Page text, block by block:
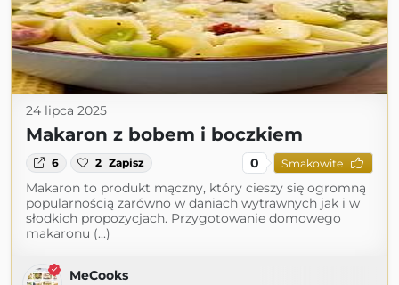
24 lipca 2025
Makaron z bobem i boczkiem
6 2 Zapisz 0 Smakowite
Makaron to produkt mączny, który cieszy się ogromną
popularnością zarówno w daniach wytrawnych jak i w
słodkich propozycjach. Przygotowanie domowego
makaronu (...)
MeCooks